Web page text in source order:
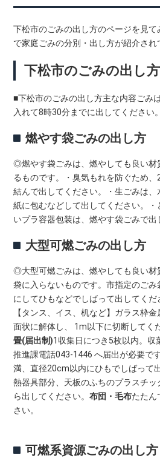
下松市のごみの出し方のページを見て
で家庭ごみの分別・出し方が紹介され
下松市のごみの出し
■下松市のごみの出し方主な内容ごみ
入れて8時30分までに出してください。
燃やす袋ごみの出し方
◎燃やす袋ごみは、燃やしても良い材
るものです。・臭気もれを防ぐため、
結んで出してください。・生ごみは、
紙に包むなどして出してください。
いプラ容器包装は、燃やす袋ごみで出
大型可燃ごみの出し方
◎大型可燃ごみは、燃やしても良い材
袋に入らないものです。市指定のご
にしてひもなどでしばって出してくだ
【タンス、イス、机など】ガラス枠
面状に解体し、 1m以下に切断してく
畳(届出制)1収集日につき5枚以内。収
推進課電話043-1446 へ届出が必要で
満、直径20cm以内にひもでしばって
熱器具部分、天板のふちのプラスチ
ら出してください。布団・毛布たたん
さい。
可燃系資源ごみの出し方